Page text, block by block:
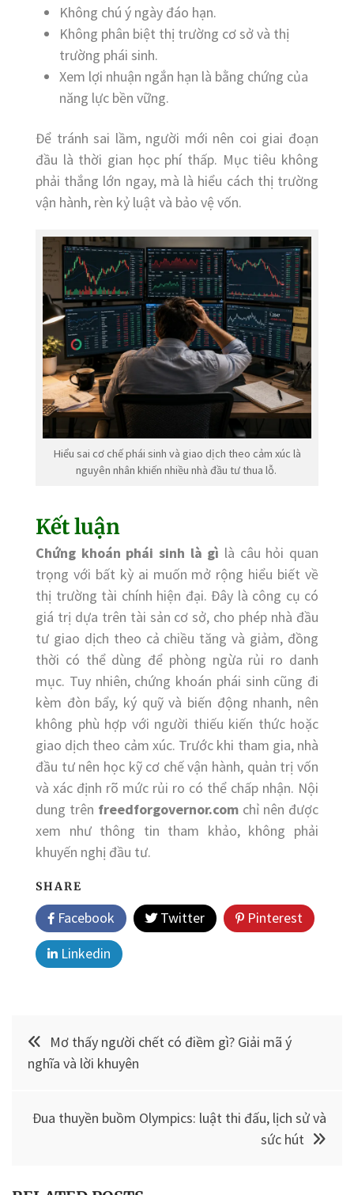
Không chú ý ngày đáo hạn.
Không phân biệt thị trường cơ sở và thị
trường phái sinh.
Xem lợi nhuận ngắn hạn là bằng chứng của
năng lực bền vững.
Để tránh sai lầm, người mới nên coi giai đoạn
đầu là thời gian học phí thấp. Mục tiêu không
phải thắng lớn ngay, mà là hiểu cách thị trường
vận hành, rèn kỷ luật và bảo vệ vốn.
Hiểu sai cơ chế phái sinh và giao dịch theo cảm xúc là
nguyên nhân khiến nhiều nhà đầu tư thua lỗ.
Kết luận
Chứng khoán phái sinh là gì là câu hỏi quan
trọng với bất kỳ ai muốn mở rộng hiểu biết về
thị trường tài chính hiện đại. Đây là công cụ có
giá trị dựa trên tài sản cơ sở, cho phép nhà đầu
tư giao dịch theo cả chiều tăng và giảm, đồng
thời có thể dùng để phòng ngừa rủi ro danh
mục. Tuy nhiên, chứng khoán phái sinh cũng đi
kèm đòn bẩy, ký quỹ và biến động nhanh, nên
không phù hợp với người thiếu kiến thức hoặc
giao dịch theo cảm xúc. Trước khi tham gia, nhà
đầu tư nên học kỹ cơ chế vận hành, quản trị vốn
và xác định rõ mức rủi ro có thể chấp nhận. Nội
dung trên freedforgovernor.com chỉ nên được
xem như thông tin tham khảo, không phải
khuyến nghị đầu tư.
SHARE
Facebook Twitter
Pinterest
Linkedin
Điều
hướng
viết
Mơ thấy người chết có điềm gì? Giải mã ý
nghĩa và lời khuyên
Đua thuyền buồm Olympics: luật thi đấu, lịch sử và
sức hút